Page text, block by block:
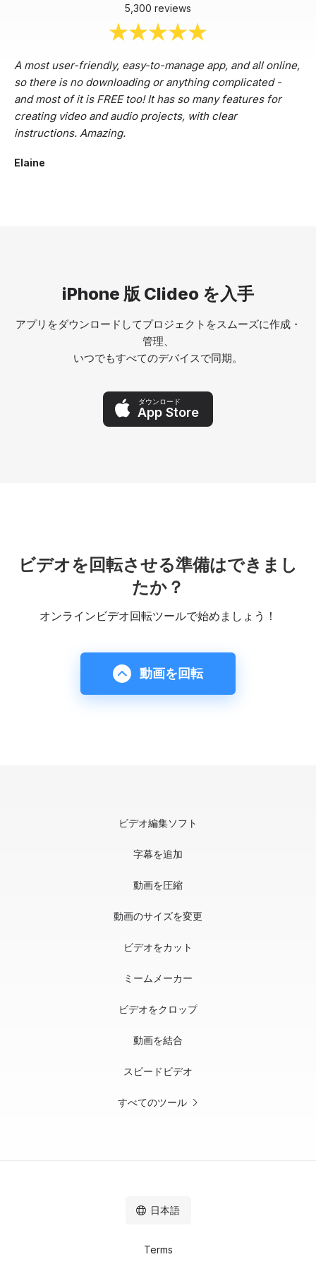
5,300 reviews
A most user-friendly, easy-to-manage app, and all online,
so there is no downloading or anything complicated -
and most of it is FREE too! It has so many features for
creating video and audio projects, with clear
instructions. Amazing.
Elaine
iPhone 版 Clideo を入手
アプリをダウンロードしてプロジェクトをスムーズに作成・
管理、
いつでもすべてのデバイスで同期。
ダウンロード
App Store
ビデオを回転させる準備はできまし
たか？
オンラインビデオ回転ツールで始めましょう！
動画を回転
ビデオ編集ソフト
字幕を追加
動画を圧縮
動画のサイズを変更
ビデオをカット
ミームメーカー
ビデオをクロップ
動画を結合
スピードビデオ
すべてのツール
Terms
日本語